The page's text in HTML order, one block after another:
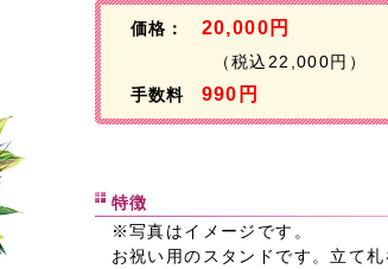
価格： 20,000円
（税込22,000円）
手数料
990円
特徴
※写真はイメージです。
お祝い用のスタンドです。立て